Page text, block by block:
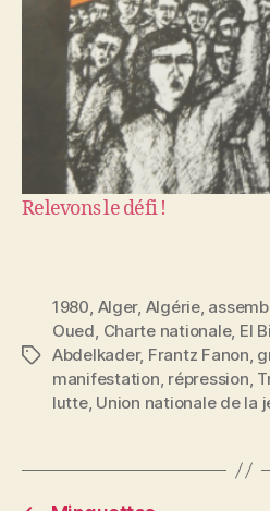
Relevons le défi !
Étiquettes
1980, Alger, Algérie,
Oued, Charte nationale, El
Abdelkader, Frantz Fanon,
manifestation, répression,
lutte, Union nationale de la